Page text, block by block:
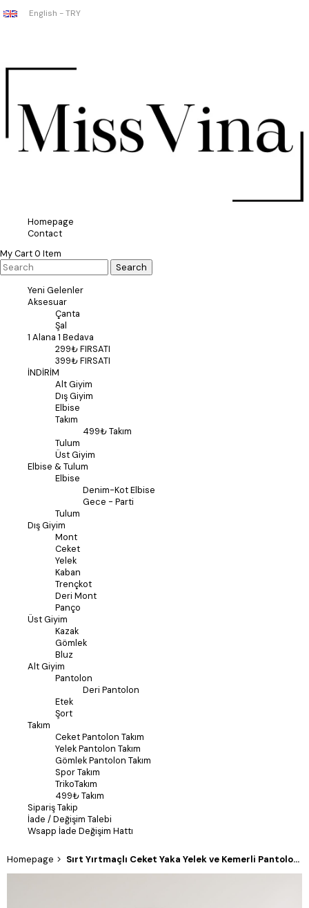
English - TRY
Homepage
Contact
My Cart0 Item
Yeni Gelenler
Aksesuar
Çanta
Şal
1 Alana 1 Bedava
299₺ FIRSATI
399₺ FIRSATI
İNDİRİM
Alt Giyim
Dış Giyim
Elbise
Takım
499₺ Takım
Tulum
Üst Giyim
Elbise & Tulum
Elbise
Denim-Kot Elbise
Gece - Parti
Tulum
Dış Giyim
Mont
Ceket
Yelek
Kaban
Trençkot
Deri Mont
Panço
Üst Giyim
Kazak
Gömlek
Bluz
Alt Giyim
Pantolon
Deri Pantolon
Etek
Şort
Takım
Ceket Pantolon Takım
Yelek Pantolon Takım
Gömlek Pantolon Takım
Spor Takım
TrikoTakım
499₺ Takım
Sipariş Takip
İade / Değişim Talebi
Wsapp İade Değişim Hattı
Homepage Sırt Yırtmaçlı Ceket Yaka Yelek ve Kemerli Pantolon 1311